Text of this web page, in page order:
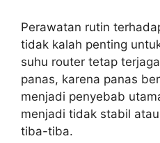
Perawatan rutin
tidak kalah penting
suhu router tetap
panas, karena panas
menjadi penyebab
menjadi tidak stabil
tiba-tiba.